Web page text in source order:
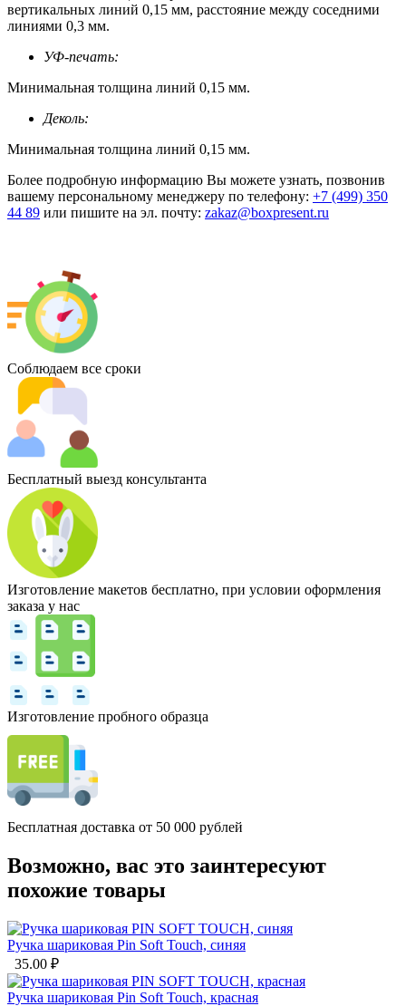
вертикальных линий 0,15 мм, расстояние между соседними
линиями 0,3 мм.
УФ-печать:
Минимальная толщина линий 0,15 мм.
Деколь:
Минимальная толщина линий 0,15 мм.
Более подробную информацию Вы можете узнать, позвонив
вашему персональному менеджеру по телефону: +7 (499) 350
44 89 или пишите на эл. почту: zakaz@boxpresent.ru
Соблюдаем все сроки
Бесплатный выезд консультанта
Изготовление макетов бесплатно, при условии оформления
заказа у нас
Изготовление пробного образца
Бесплатная доставка от 50 000 рублей
Возможно, вас это заинтересуют
похожие товары
Ручка шариковая Pin Soft Touch, синяя
35.00 ₽
Ручка шариковая Pin Soft Touch, красная